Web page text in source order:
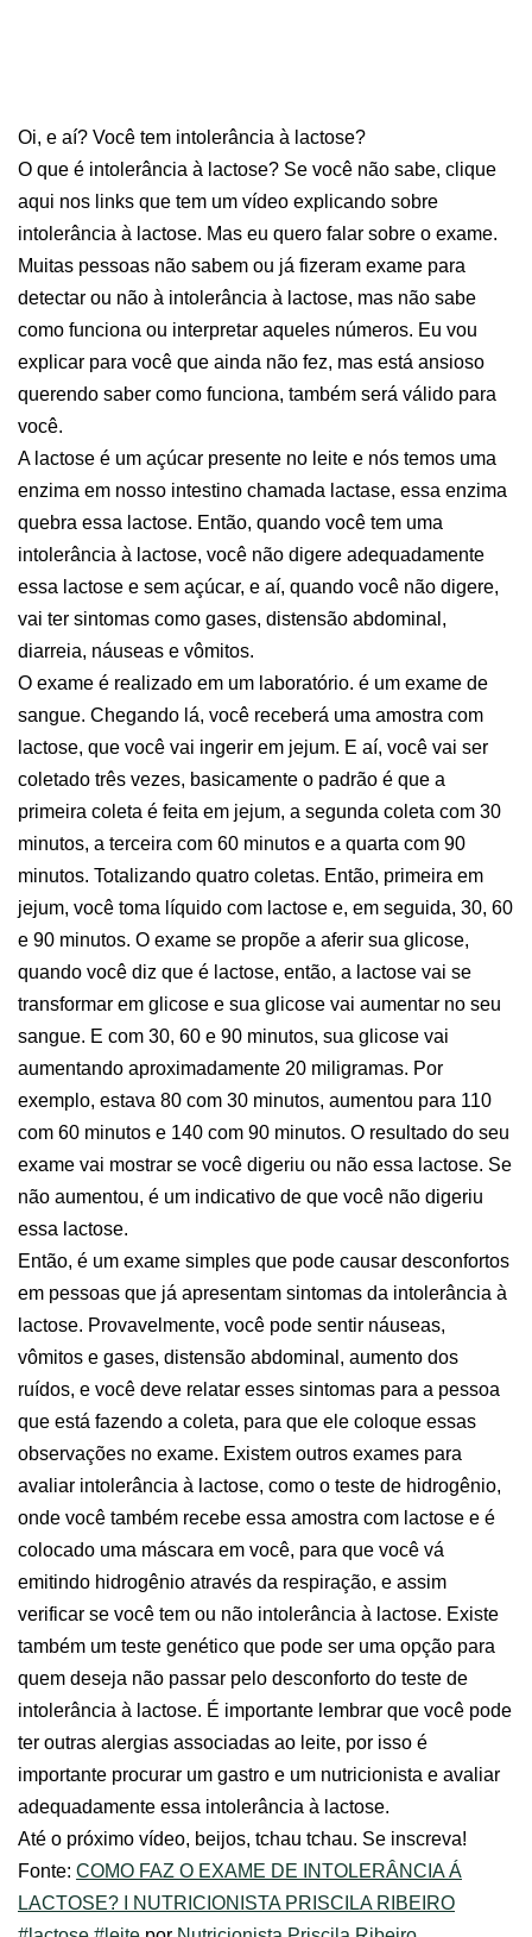
Oi, e aí? Você tem intolerância à lactose?
O que é intolerância à lactose? Se você não sabe, clique
aqui nos links que tem um vídeo explicando sobre
intolerância à lactose. Mas eu quero falar sobre o exame.
Muitas pessoas não sabem ou já fizeram exame para
detectar ou não à intolerância à lactose, mas não sabe
como funciona ou interpretar aqueles números. Eu vou
explicar para você que ainda não fez, mas está ansioso
querendo saber como funciona, também será válido para
você.
A lactose é um açúcar presente no leite e nós temos uma
enzima em nosso intestino chamada lactase, essa enzima
quebra essa lactose. Então, quando você tem uma
intolerância à lactose, você não digere adequadamente
essa lactose e sem açúcar, e aí, quando você não digere,
vai ter sintomas como gases, distensão abdominal,
diarreia, náuseas e vômitos.
O exame é realizado em um laboratório. é um exame de
sangue. Chegando lá, você receberá uma amostra com
lactose, que você vai ingerir em jejum. E aí, você vai ser
coletado três vezes, basicamente o padrão é que a
primeira coleta é feita em jejum, a segunda coleta com 30
minutos, a terceira com 60 minutos e a quarta com 90
minutos. Totalizando quatro coletas. Então, primeira em
jejum, você toma líquido com lactose e, em seguida, 30, 60
e 90 minutos. O exame se propõe a aferir sua glicose,
quando você diz que é lactose, então, a lactose vai se
transformar em glicose e sua glicose vai aumentar no seu
sangue. E com 30, 60 e 90 minutos, sua glicose vai
aumentando aproximadamente 20 miligramas. Por
exemplo, estava 80 com 30 minutos, aumentou para 110
com 60 minutos e 140 com 90 minutos. O resultado do seu
exame vai mostrar se você digeriu ou não essa lactose. Se
não aumentou, é um indicativo de que você não digeriu
essa lactose.
Então, é um exame simples que pode causar desconfortos
em pessoas que já apresentam sintomas da intolerância à
lactose. Provavelmente, você pode sentir náuseas,
vômitos e gases, distensão abdominal, aumento dos
ruídos, e você deve relatar esses sintomas para a pessoa
que está fazendo a coleta, para que ele coloque essas
observações no exame. Existem outros exames para
avaliar intolerância à lactose, como o teste de hidrogênio,
onde você também recebe essa amostra com lactose e é
colocado uma máscara em você, para que você vá
emitindo hidrogênio através da respiração, e assim
verificar se você tem ou não intolerância à lactose. Existe
também um teste genético que pode ser uma opção para
quem deseja não passar pelo desconforto do teste de
intolerância à lactose. É importante lembrar que você pode
ter outras alergias associadas ao leite, por isso é
importante procurar um gastro e um nutricionista e avaliar
adequadamente essa intolerância à lactose.
Até o próximo vídeo, beijos, tchau tchau. Se inscreva!
Fonte: COMO FAZ O EXAME DE INTOLERÂNCIA Á
LACTOSE? I NUTRICIONISTA PRISCILA RIBEIRO